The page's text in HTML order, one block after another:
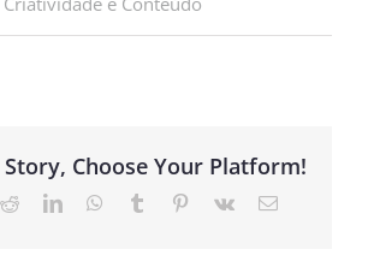
Story, Choose Your Platform!
RedditLinkedInWhatsApp
Tumblr Pinterest
Vk
E-